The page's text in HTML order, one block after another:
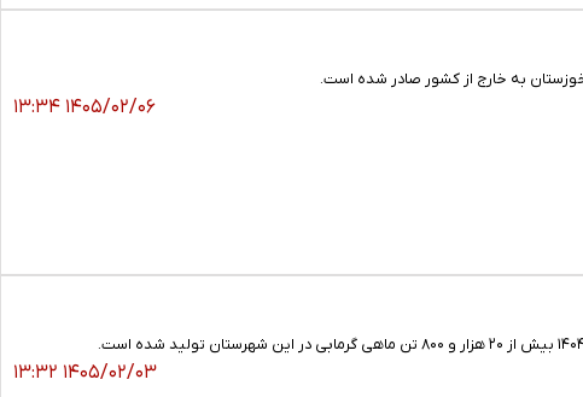
۱۴۰۵/۰۲/۰۶ ۱۳:۳۴
۱۴۰۵/۰۲/۰۳ ۱۳:۳۲